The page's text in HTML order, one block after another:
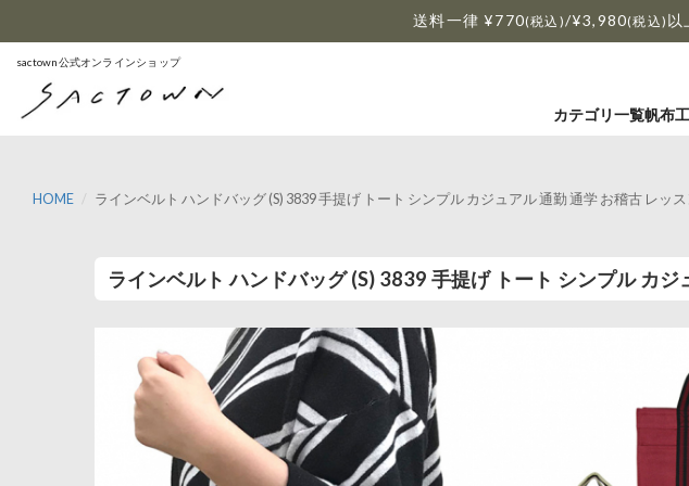
送料一律 ¥770(税込)/¥3,980(税込) 以
sactown公式オンラインショップ
カテゴリ一覧帆布
HOME ラインベルト ハンドバッグ (S) 3839 手提げ トート シンプル カジュアル 通勤 通学 お稽古 レッ
ラインベルト ハンドバッグ (S) 3839 手提げ トート シンプル カ